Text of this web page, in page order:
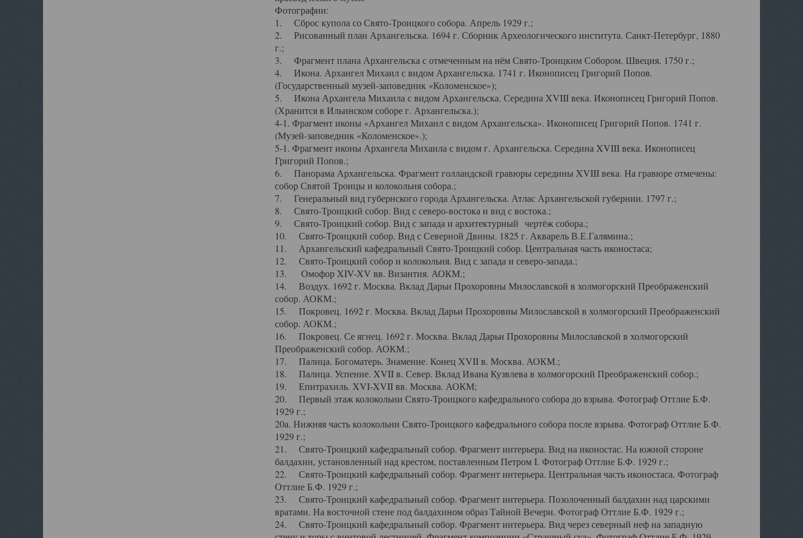
Фотографии:
1. Сброс купола со Свято-Троицкого собора. Апрель 1929 г.;
2. Рисованный план Архангельска. 1694 г. Сборник Археологического института. Санкт-Петербург, 1880
г.;
3. Фрагмент плана Архангельска с отмеченным на нём Свято-Троицким Собором. Швеция. 1750 г.;
4. Икона. Архангел Михаил с видом Архангельска. 1741 г. Иконописец Григорий Попов.
(Государственный музей-заповедник «Коломенское»);
5. Икона Архангела Михаила с видом Архангельска. Середина XVIII века. Иконописец Григорий Попов.
(Хранится в Ильинском соборе г. Архангельска.);
4-1. Фрагмент иконы «Архангел Михаил с видом Архангельска». Иконописец Григорий Попов. 1741 г.
(Музей-заповедник «Коломенское».);
5-1. Фрагмент иконы Архангела Михаила с видом г. Архангельска. Середина XVIII века. Иконописец
Григорий Попов.;
6. Панорама Архангельска. Фрагмент голландской гравюры середины XVIII века. На гравюре отмечены:
собор Святой Троицы и колокольня собора.;
7. Генеральный вид губернского города Архангельска. Атлас Архангельской губернии. 1797 г.;
8. Свято-Троицкий собор. Вид с северо-востока и вид с востока.;
9. Свято-Троицкий собор. Вид с запада и архитектурный чертёж собора.;
10. Свято-Троицкий собор. Вид с Северной Двины. 1825 г. Акварель В.Е.Галямина.;
11. Архангельский кафедральный Свято-Троицкий собор. Центральная часть иконостаса;
12. Свято-Троицкий собор и колокольня. Вид с запада и северо-запада.;
13. Омофор XIV-XV вв. Византия. АОКМ.;
14. Воздух. 1692 г. Москва. Вклад Дарьи Прохоровны Милославской в холмогорский Преображенский
собор. АОКМ.;
15. Покровец. 1692 г. Москва. Вклад Дарьи Прохоровны Милославской в холмогорский Преображенский
собор. АОКМ.;
16. Покровец. Се ягнец. 1692 г. Москва. Вклад Дарьи Прохоровны Милославской в холмогорский
Преображенский собор. АОКМ.;
17. Палица. Богоматерь. Знамение. Конец XVII в. Москва. АОКМ.;
18. Палица. Успение. XVII в. Север. Вклад Ивана Кузвлева в холмогорский Преображенский собор.;
19. Епитрахиль. XVI-XVII вв. Москва. АОКМ;
20. Первый этаж колокольни Свято-Троицкого кафедрального собора до взрыва. Фотограф Оттлие Б.Ф.
1929 г.;
20а. Нижняя часть колокольни Свято-Троицкого кафедрального собора после взрыва. Фотограф Оттлие Б.Ф.
1929 г.;
21. Свято-Троицкий кафедральный собор. Фрагмент интерьера. Вид на иконостас. На южной стороне
балдахин, установленный над крестом, поставленным Петром I. Фотограф Оттлие Б.Ф. 1929 г.;
22. Свято-Троицкий кафедральный собор. Фрагмент интерьера. Центральная часть иконостаса. Фотограф
Оттлие Б.Ф. 1929 г.;
23. Свято-Троицкий кафедральный собор. Фрагмент интерьера. Позолоченный балдахин над царскими
вратами. На восточной стене под балдахином образ Тайной Вечери. Фотограф Оттлие Б.Ф. 1929 г.;
24. Свято-Троицкий кафедральный собор. Фрагмент интерьера. Вид через северный неф на западную